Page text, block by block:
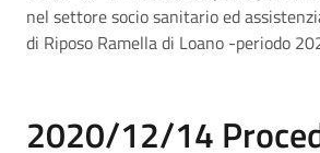
nel settore socio sanitario ed
di Riposo Ramella di Loano -periodo
2020/12/14